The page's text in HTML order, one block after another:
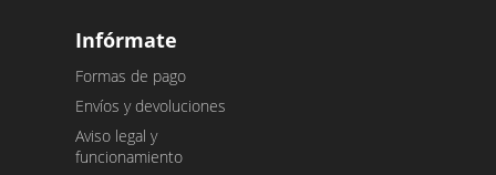
Infórmate
Formas de pago
Envíos y devoluciones
Aviso legal y
funcionamiento